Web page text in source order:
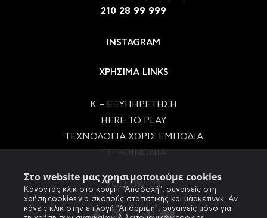
Στο website μας χρησιμοποιούμε cookies
Κάνοντας κλικ στο κουμπί "Αποδοχή", συναινείς στη
χρήση cookies για σκοπούς στατιστικής και μάρκετινγκ. Αν
κάνεις κλικ στην επιλογή "Απόρριψη", συναινείς μόνο για
210 28 99 999
INSTAGRAM
ΧΡΗΣΙΜΑ LINKS
Κ – ΕΞΥΠΗΡΕΤΗΣΗ
HERE TO PLAY
ΤΕΧΝΟΛΟΓΙΑ ΧΩΡΙΣ ΕΜΠΟΔΙΑ
FOLLOW US